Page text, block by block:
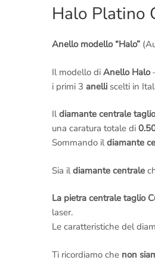
Halo Platino
Anello modello “Halo”
Il modello di Anello Halo
i primi 3 anelli scelti in
Ildiamante centrale
una caratura totale di
Sommando ildiamante
Sia ildiamante centrale
La pietra centrale taglio
laser.
Le caratteristiche del
Ti ricordiamo che non